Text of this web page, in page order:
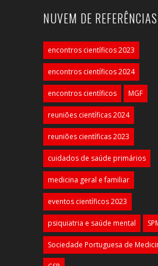
NUVEM DE REFERÊNCIAS
encontros científicos 2023
encontros científicos 2024
encontros científicos MGF
reuniões científicas 2024
reuniões científicas 2023
cuidados de saúde primários
medicina geral e familiar
eventos científicos 2023
psiquiatria e saúde mental
Sociedade Portuguesa de